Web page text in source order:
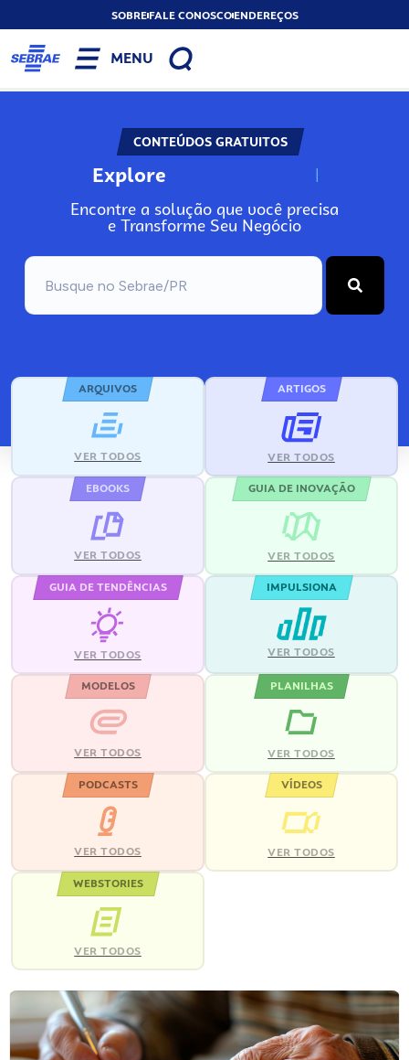
SOBREFALE CONOSCOENDEREÇOS
MENU
CONTEÚDOS GRATUITOS
Explore N
Encontre a solução que você precisa
e Transforme Seu Negócio
ARQUIVOS
VER TODOS
ARTIGOS
VER TODOS
EBOOKS
VER TODOS
GUIA DE INOVAÇÃO
VER TODOS
GUIA DE TENDÊNCIAS
VER TODOS
IMPULSIONA
VER TODOS
MODELOS
VER TODOS
PLANILHAS
VER TODOS
PODCASTS
VER TODOS
VÍDEOS
VER TODOS
WEBSTORIES
VER TODOS